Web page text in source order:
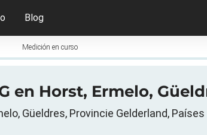
Blog
Medición en curso
en Horst, Ermelo,
Güeldres, Provincie Gelderland, Países